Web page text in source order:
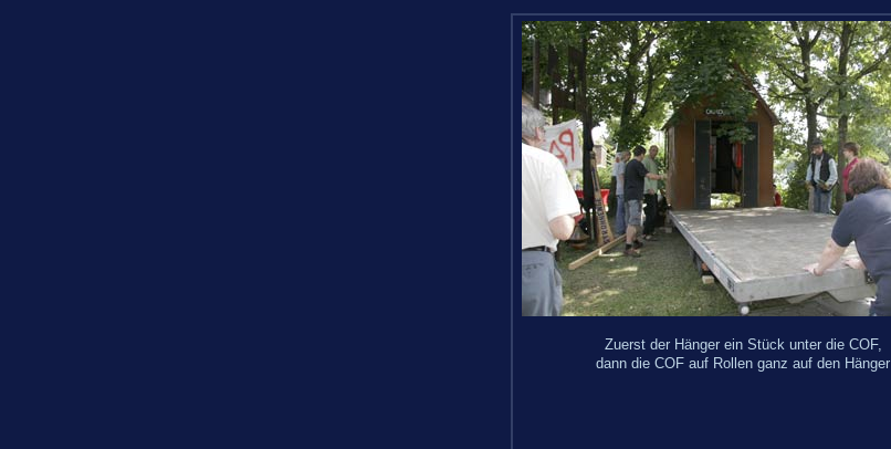
Zuerst der Hänger ein Stück unter die COF,
dann die COF auf Rollen ganz auf den Hänger